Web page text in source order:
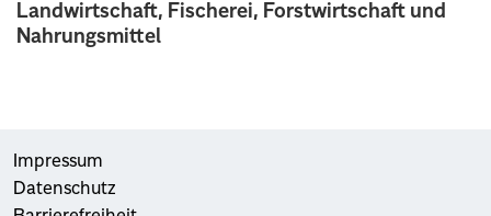
Landwirtschaft, Fischerei, Forstwirtschaft und
Nahrungsmittel
Impressum
Datenschutz